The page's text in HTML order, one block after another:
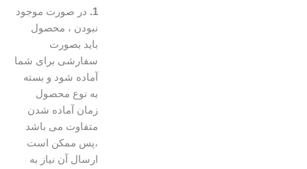
در صورت موجود
نبودن ، محصول
باید بصورت
سفارشی برای شما
آماده شود و بسته
به نوع محصول
زمان آماده شدن
متفاوت می باشد
،پس ممکن است
ارسال آن نیاز به